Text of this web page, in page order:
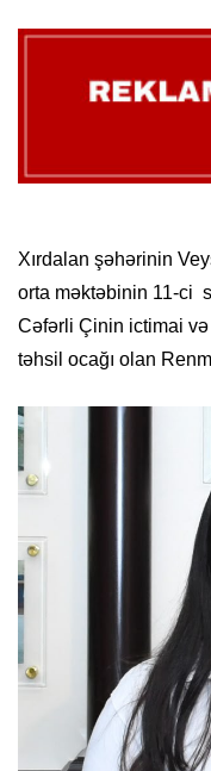
Xırdalan şəhərinin
orta məktəbinin 11-ci
Cəfərli Çinin ictimai
təhsil ocağı olan